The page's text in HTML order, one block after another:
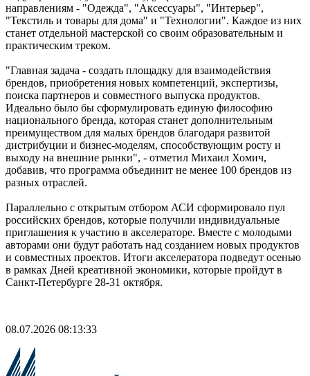
направлениям - "Одежда", "Аксессуары", "Интерьер",
"Текстиль и товары для дома" и "Технологии". Каждое из них
станет отдельной мастерской со своим образовательным и
практическим треком.
"Главная задача - создать площадку для взаимодействия
брендов, приобретения новых компетенций, экспертизы,
поиска партнеров и совместного выпуска продуктов.
Идеально было бы сформулировать единую философию
национального бренда, которая станет дополнительным
преимуществом для малых брендов благодаря развитой
дистрибуции и бизнес-моделям, способствующим росту и
выходу на внешние рынки", - отметил Михаил Хомич,
добавив, что программа объединит не менее 100 брендов из
разных отраслей.
Параллельно с открытым отбором АСИ сформировало пул
российских брендов, которые получили индивидуальные
приглашения к участию в акселераторе. Вместе с молодыми
авторами они будут работать над созданием новых продуктов
и совместных проектов. Итоги акселератора подведут осенью
в рамках Дней креативной экономики, которые пройдут в
Санкт-Петербурге 28-31 октября.
08.07.2026 08:13:33